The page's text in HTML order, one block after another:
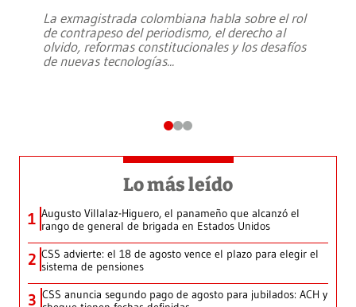
La exmagistrada colombiana habla sobre el rol
de contrapeso del periodismo, el derecho al
olvido, reformas constitucionales y los desafíos
de nuevas tecnologías...
Lo más leído
1 Augusto Villalaz-Higuero, el panameño que alcanzó el
rango de general de brigada en Estados Unidos
2 CSS advierte: el 18 de agosto vence el plazo para elegir el
sistema de pensiones
3 CSS anuncia segundo pago de agosto para jubilados: ACH y